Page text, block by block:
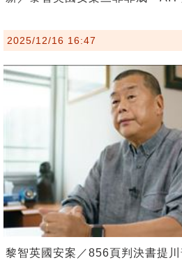
2025/12/16 16:47
黎智英國安案／856頁判決書提